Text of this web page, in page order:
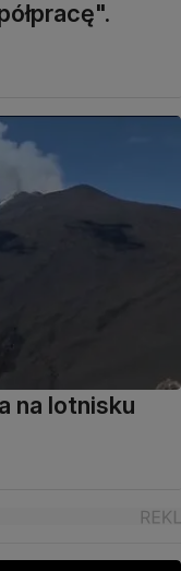
na lotnisku